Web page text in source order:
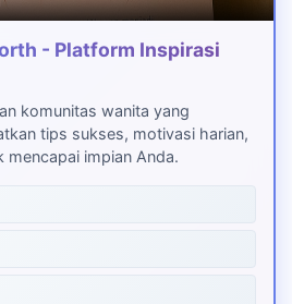
- Platform Inspirasi
komunitas wanita yang
tips sukses, motivasi harian,
mencapai impian Anda.